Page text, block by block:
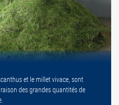
et le millet vivace, sont
des grandes quantités de